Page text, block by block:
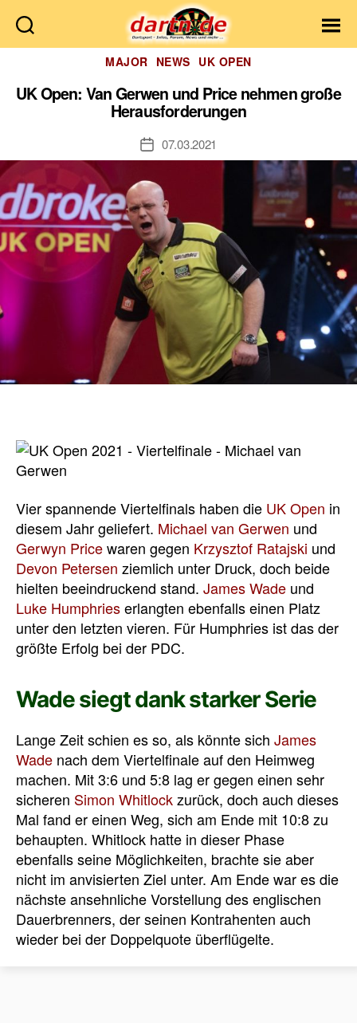
Dartn.de
Kategorien
MAJOR NEWS UK OPEN
UK Open: Van Gerwen und Price nehmen große
Herausforderungen
Veröffentlichungsdatum
07.03.2021
Vier spannende Viertelfinals haben die UK Open in
diesem Jahr geliefert. Michael van Gerwen und
Gerwyn Pricewaren gegen Krzysztof Ratajski und
Devon Petersen ziemlich unter Druck, doch beide
hielten beeindruckend stand. James Wade und
Luke Humphrieserlangten ebenfalls einen Platz
unter den letzten vieren. Für Humphries ist das der
größte Erfolg bei der PDC.
Wade siegt dank starker Serie
Lange Zeit schien es so, als könnte sich James
Wade nach dem Viertelfinale auf den Heimweg
machen. Mit 3:6 und 5:8 lag er gegen einen sehr
sicheren Simon Whitlockzurück, doch auch dieses
Mal fand er einen Weg, sich am Ende mit 10:8 zu
behaupten. Whitlock hatte in dieser Phase
ebenfalls seine Möglichkeiten, brachte sie aber
nicht im anvisierten Ziel unter. Am Ende war es die
nächste ansehnliche Vorstellung des englischen
Dauerbrenners, der seinen Kontrahenten auch
wieder bei der Doppelquote überflügelte.